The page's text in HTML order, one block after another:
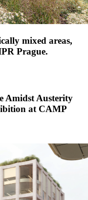
mixed areas,
Prague.
Amidst Austerity
at CAMP